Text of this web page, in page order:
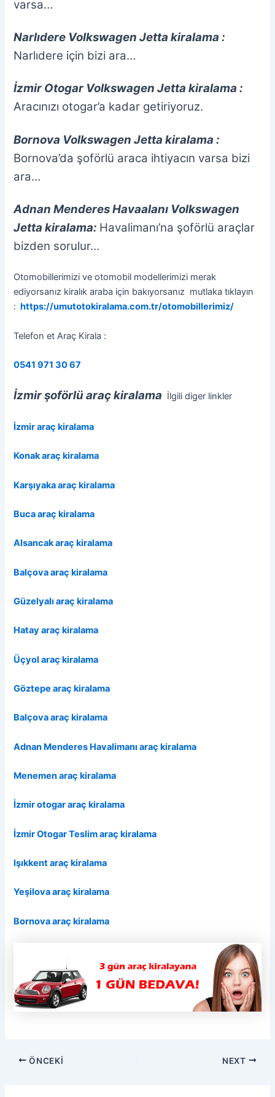
varsa…
Narlıdere Volkswagen Jetta kiralama :
Narlıdere için bizi ara…
İzmir Otogar Volkswagen Jetta kiralama :
Aracınızı otogar’a kadar getiriyoruz.
Bornova Volkswagen Jetta kiralama :
Bornova’da şoförlü araca ihtiyacın varsa bizi
ara…
Adnan Menderes Havaalanı Volkswagen
Jetta kiralama: Havalimanı’na şoförlü araçlar
bizden sorulur…
Otomobillerimizi ve otomobil modellerimizi merak
ediyorsanız kiralık araba için bakıyorsanız mutlaka tıklayın
: https://umutotokiralama.com.tr/otomobillerimiz/
Telefon et Araç Kirala :
0541 971 30 67
İzmir şoförlü araç kiralama İlgili diger linkler
İzmir araç kiralama
Konak araç kiralama
Karşıyaka araç kiralama
Buca araç kiralama
Alsancak araç kiralama
Balçova araç kiralama
Güzelyalı araç kiralama
Hatay araç kiralama
Üçyol araç kiralama
Göztepe araç kiralama
Balçova araç kiralama
Adnan Menderes Havalimanı araç kiralama
Menemen araç kiralama
İzmir otogar araç kiralama
İzmir Otogar Teslim araç kiralama
Işıkkent araç kiralama
Yeşilova araç kiralama
Bornova araç kiralama
ÖNCEKI NEXT